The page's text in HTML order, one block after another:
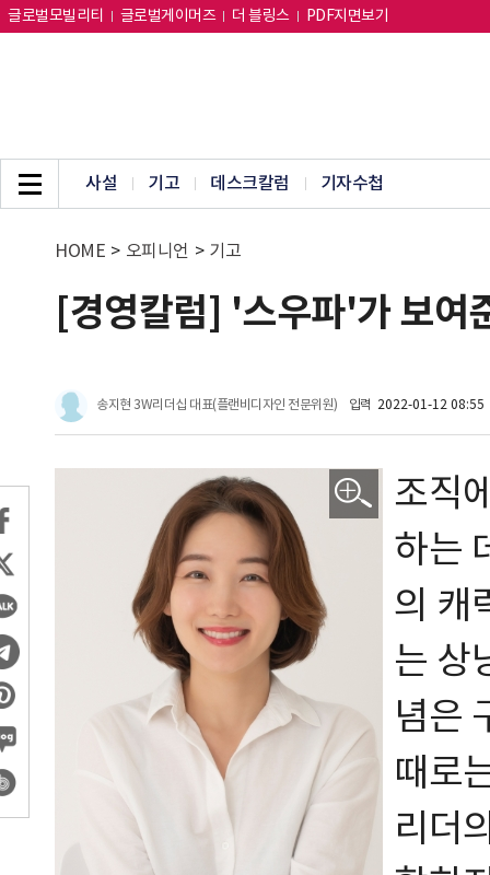
글로벌모빌리티 글로벌게이머즈 더 블링스 PDF지면보기
사설 기고 데스크칼럼 기자수첩
HOME > 오피니언 > 기고
[경영칼럼] '스우파'가 보여
송지현 3W리더십 대표(플랜비디자인 전문위원) 입력 2022-01-12 08:55
조직
하는
의 캐
는 상
념은
때로
리더